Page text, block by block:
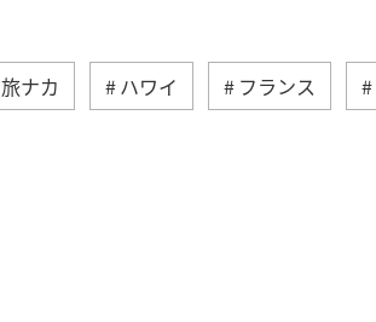
旅ナカ ハワイ フランス